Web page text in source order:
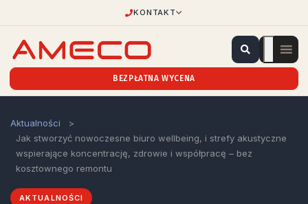
KONTAKT
BEZPŁATNA WYCENA
Aktualności
>
Jak stworzyć nowoczesne biuro wellbeing, i strefy akustyczne
wspierające koncentrację, zdrowie i współpracę – bez
kosztownego remontu
AKTUALNOŚCI